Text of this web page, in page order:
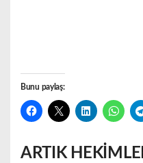
Bunu paylaş:
ARTIK